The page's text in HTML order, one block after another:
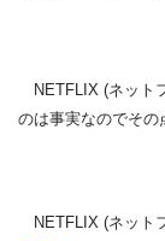
NETFLIX (ネット
のは事実なのでその
NETFLIX (ネット